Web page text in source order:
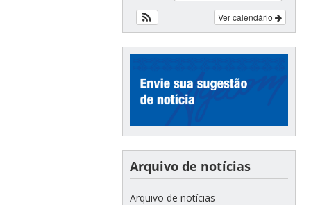
Ver calendário
Arquivo de notícias
Arquivo de notícias